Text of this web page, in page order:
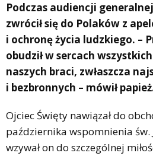
Podczas audiencji
zwrócił się do Polaków z
i ochronę życia ludzkiego. –
obudził w sercach
naszych braci, zwłaszcza
i bezbronnych – mówił
Ojciec Święty nawiązał do
października wspomnienia św.
wzywał on do szczególnej